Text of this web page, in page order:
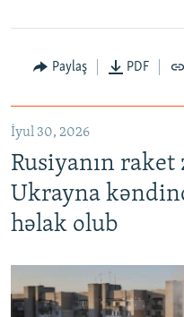
Paylaş PDF
İyul 30, 2026
Rusiyanın
Ukrayna
həlak olub